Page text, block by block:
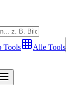
Tools Alle Tools